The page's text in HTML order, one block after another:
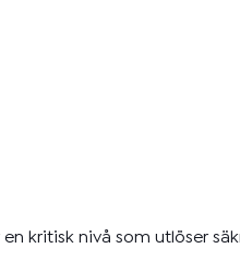
kritisk nivå som utlöser